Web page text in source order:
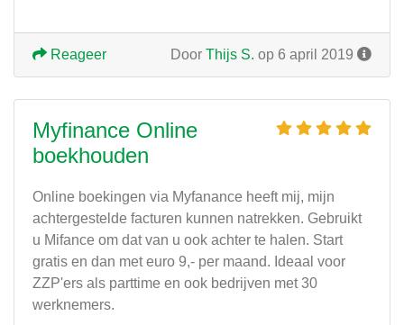
Door Thijs S. op 6 april 2019
Reageer
Myfinance Online
boekhouden
Online boekingen via Myfanance heeft mij, mijn
achtergestelde facturen kunnen natrekken. Gebruikt
u Mifance om dat van u ook achter te halen. Start
gratis en dan met euro 9,- per maand. Ideaal voor
ZZP'ers als parttime en ook bedrijven met 30
werknemers.